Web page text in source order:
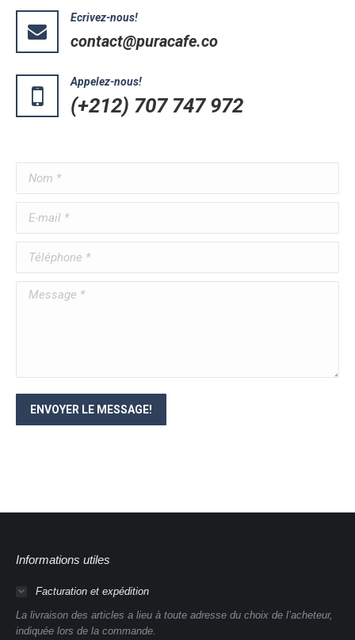
Ecrivez-nous!
contact@puracafe.co
Appelez-nous!
(+212) 707 747 972
Nom *
E-mail *
Téléphone *
Message *
ENVOYER LE MESSAGE!
Informations utiles
Facturation et expédition
La livraison des articles a lieu à toute adresse du choix de l’acheteur,
indiquée lors de la commande.